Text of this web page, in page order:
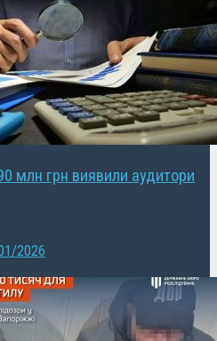
млн грн виявили аудитори
2026